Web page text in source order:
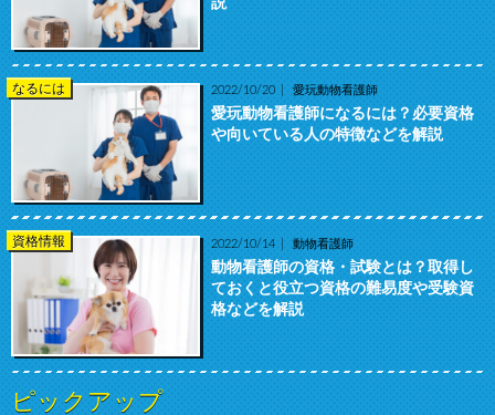
なるには 2022/10/20 愛玩動物看護師
愛玩動物看護師になるには？必要資格
や向いている人の特徴などを解説
資格情報 2022/10/14 動物看護師
動物看護師の資格・試験とは？取得し
ておくと役立つ資格の難易度や受験資
格などを解説
ピックアップ